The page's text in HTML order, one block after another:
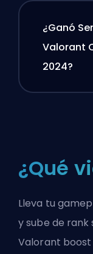
¿Ganó
Valorant
2024?
¿Qué
Lleva tu
y sube de
Valorant boost